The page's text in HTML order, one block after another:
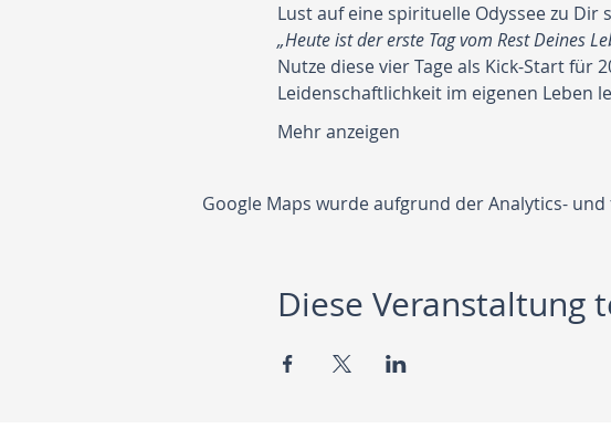
Lust auf eine spirituelle Odyssee zu Dir
„Heute ist der erste Tag vom Rest Deines
Nutze diese vier Tage als Kick-Start für
Leidenschaftlichkeit im eigenen Leben
Mehr anzeigen
Google Maps wurde aufgrund der Analytics-
Diese Veranstaltung